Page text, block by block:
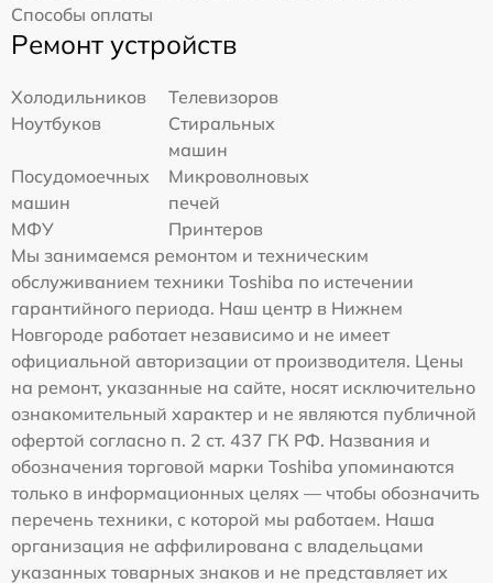
Способы оплаты
Ремонт устройств
Холодильников
Телевизоров
Ноутбуков
Стиральных
машин
Посудомоечных
машин
Микроволновых
печей
МФУ
Принтеров
Мы занимаемся ремонтом и техническим
обслуживанием техники Toshiba по истечении
гарантийного периода. Наш центр в Нижнем
Новгороде работает независимо и не имеет
официальной авторизации от производителя. Цены
на ремонт, указанные на сайте, носят исключительно
ознакомительный характер и не являются публичной
офертой согласно п. 2 ст. 437 ГК РФ. Названия и
обозначения торговой марки Toshiba упоминаются
только в информационных целях — чтобы обозначить
перечень техники, с которой мы работаем. Наша
организация не аффилирована с владельцами
указанных товарных знаков и не представляет их